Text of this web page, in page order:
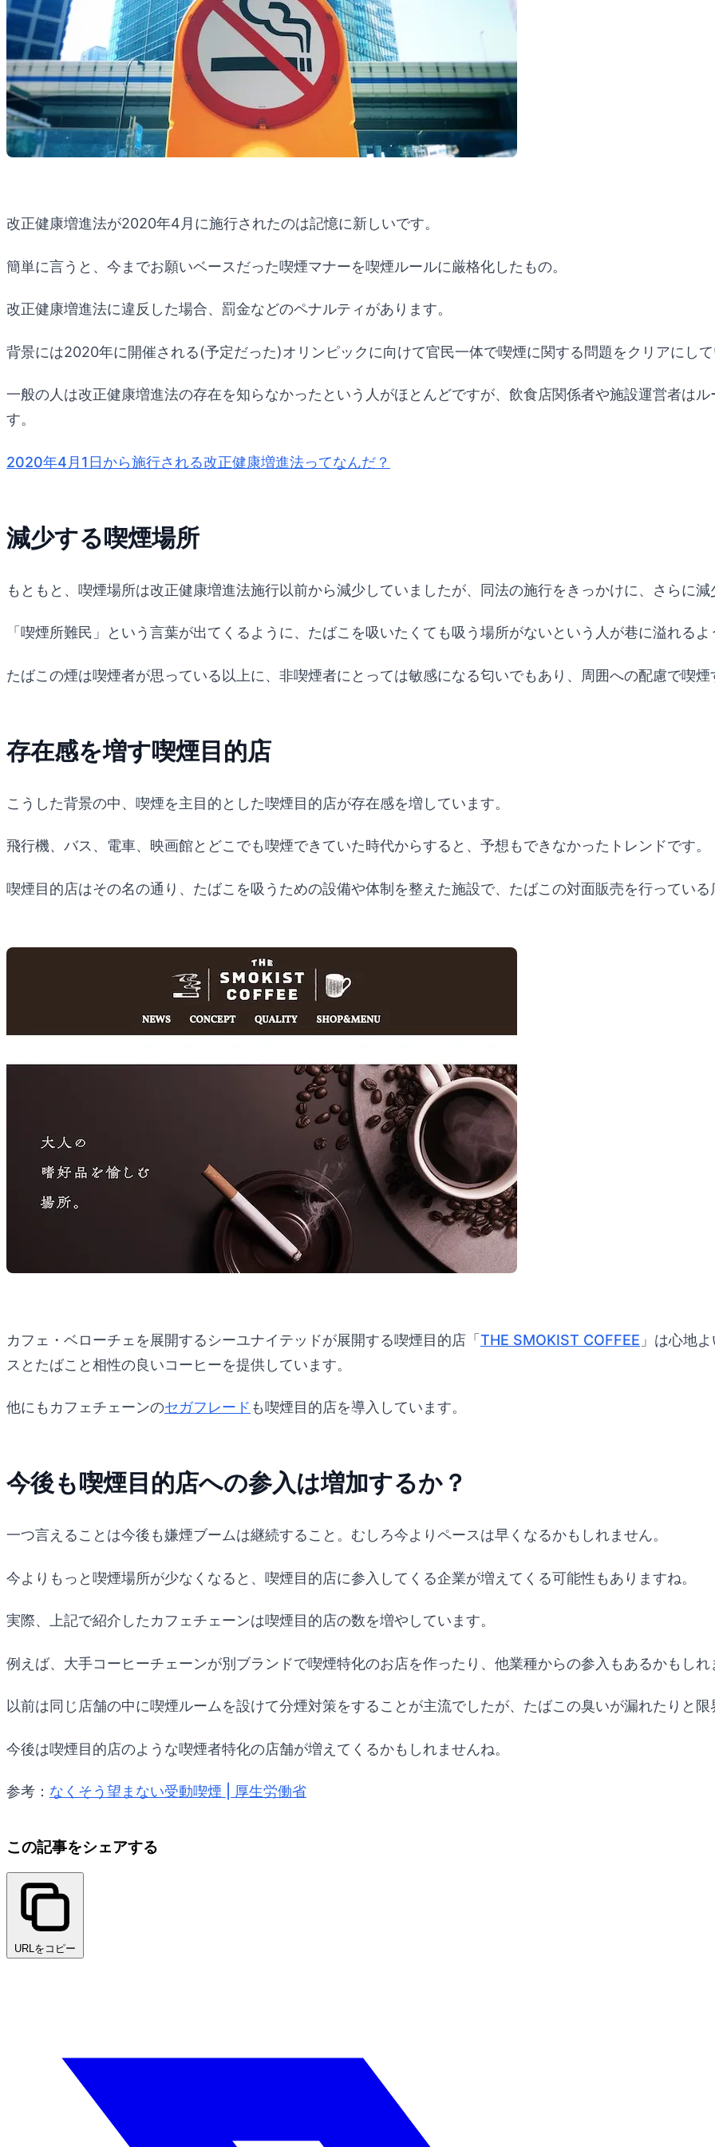
改正健康増進法が2020年4月に施行されたのは記憶に新しいです。
簡単に言うと、今までお願いベースだった喫煙マナーを喫煙ルールに厳格化したもの。
改正健康増進法に違反した場合、罰金などのペナルティがあります。
背景には2020年に開催される(予定だった)オリンピックに向けて官民一体で喫煙に関する問題をクリアにして
一般の人は改正健康増進法の存在を知らなかったという人がほとんどですが、飲食店関係者や施設運営者は
す。
2020年4月1日から施行される改正健康増進法ってなんだ？
減少する喫煙場所
もともと、喫煙場所は改正健康増進法施行以前から減少していましたが、同法の施行をきっかけに、さらに減
「喫煙所難民」という言葉が出てくるように、たばこを吸いたくても吸う場所がないという人が巷に溢れるよ
たばこの煙は喫煙者が思っている以上に、非喫煙者にとっては敏感になる匂いでもあり、周囲への配慮で喫
存在感を増す喫煙目的店
こうした背景の中、喫煙を主目的とした喫煙目的店が存在感を増しています。
飛行機、バス、電車、映画館とどこでも喫煙できていた時代からすると、予想もできなかったトレンドです。
喫煙目的店はその名の通り、たばこを吸うための設備や体制を整えた施設で、たばこの対面販売を行っている
カフェ・ベローチェを展開するシーユナイテッドが展開する喫煙目的店「THE SMOKIST COFFEE 」は心地
スとたばこと相性の良いコーヒーを提供しています。
他にもカフェチェーンのセガフレード も喫煙目的店を導入しています。
今後も喫煙目的店への参入は増加するか？
一つ言えることは今後も嫌煙ブームは継続すること。むしろ今よりペースは早くなるかもしれません。
今よりもっと喫煙場所が少なくなると、喫煙目的店に参入してくる企業が増えてくる可能性もありますね。
実際、上記で紹介したカフェチェーンは喫煙目的店の数を増やしています。
例えば、大手コーヒーチェーンが別ブランドで喫煙特化のお店を作ったり、他業種からの参入もあるかもしれ
以前は同じ店舗の中に喫煙ルームを設けて分煙対策をすることが主流でしたが、たばこの臭いが漏れたりと限
今後は喫煙目的店のような喫煙者特化の店舗が増えてくるかもしれませんね。
参考： なくそう望まない受動喫煙 | 厚生労働省
この記事をシェアする
URLをコピー